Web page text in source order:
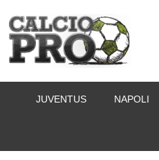
contenuto
JUVENTUS NAPOLI